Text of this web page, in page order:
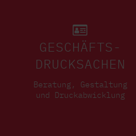
GESCHÄFTS-
DRUCKSACHEN
Beratung, Gestaltung
und Druckabwicklung